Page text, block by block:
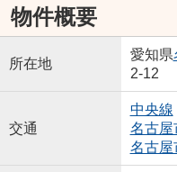
物件概要
所在地
愛知県
2-12
交通
中央線
名古屋
名古屋